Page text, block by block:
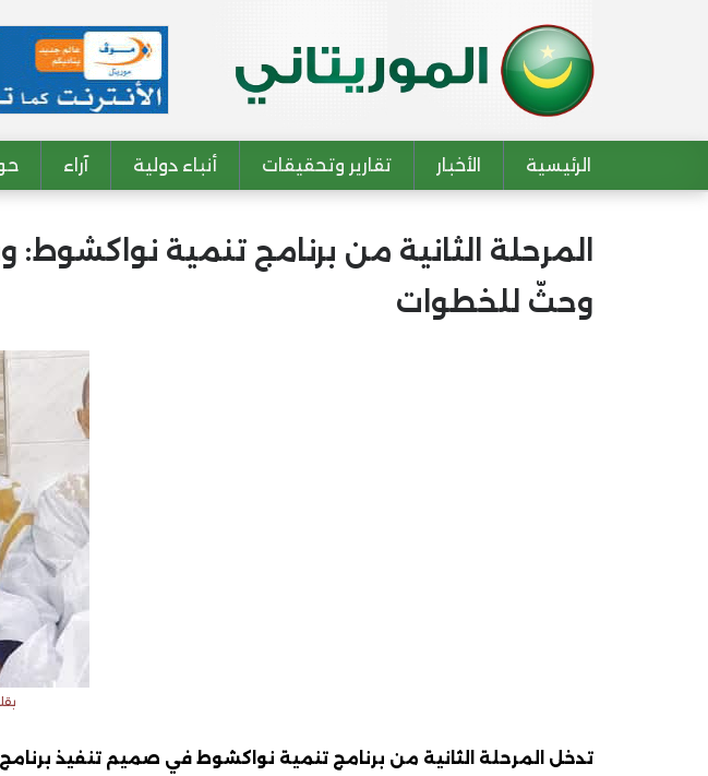
Main navigation
الرئيسية الأخبار تقارير وتحقيقات أنباء دولية آراء
المرحلة الثانية من برنامج تنمية نواكشوط:
وحثّ للخطوات
تدخل المرحلة الثانية من برنامج تنمية نواكشوط في صميم تنفيذ